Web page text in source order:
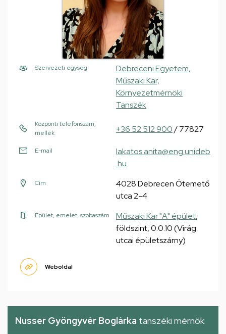
Szervezeti egység
Debreceni Egyetem,
Műszaki Kar,
Környezetmérnöki
Tanszék
Központi telefonszám,
mellék
+36 52 512 900/ 77827
E-mail
lakatos.anita@eng.unideb
.hu
Cím
4028 Debrecen Ótemető
utca 2-4
Épület, emelet, szobaszám Műszaki Kar "A" épület,
földszint, 0.0.10 (Virág
utcai épületszárny)
Weboldal
Nusser Gyöngyvér Boglárka tanszéki mérnök